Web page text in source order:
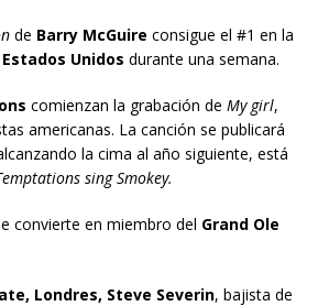
de Barry McGuire consigue el #1 en la
Estados Unidos durante una semana.
comienzan la grabación de My girl,
americanas. La canción se publicará
la cima al año siguiente, está
sing Smokey.
convierte en miembro del Grand Ole
Londres, Steve Severin, bajista de